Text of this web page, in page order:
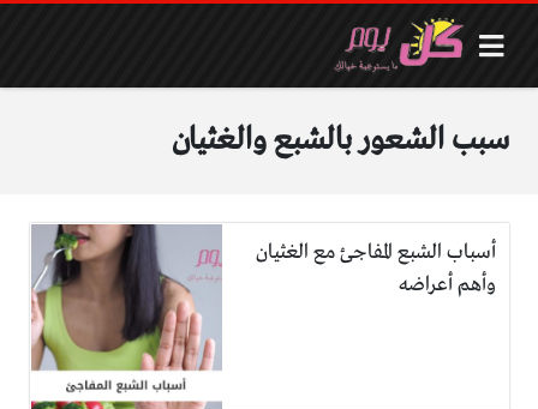
سبب الشعور بالشبع والغثيان
أسباب الشبع المفاجئ مع الغثيان
وأهم أعراضه